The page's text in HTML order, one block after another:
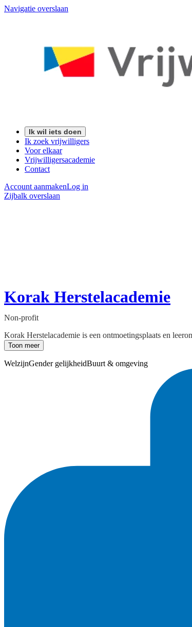
Navigatie overslaan
Ik wil iets doen
Ik zoek vrijwilligers
Voor elkaar
Vrijwilligersacademie
Contact
Account aanmakenLog in
Zijbalk overslaan
Korak Herstelacademie
Non-profit
Korak Herstelacademie is een ontmoetingsplaats en
Toon meer
WelzijnGender gelijkheidBuurt & omgeving